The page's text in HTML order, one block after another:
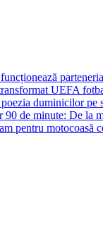
UEFA
duminicilor pe
90 de minute: De la
pentru motocoasă